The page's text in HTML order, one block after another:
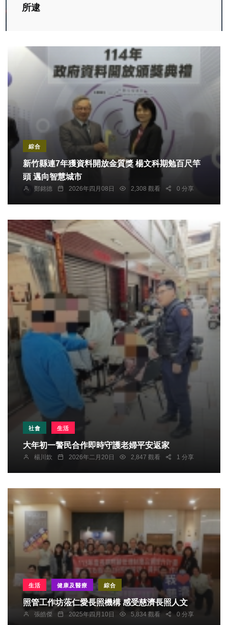
所逮
綜合
新竹縣連7年獲資料開放金質獎 楊文科期勉百尺竿
頭 邁向智慧城市
鄭銘德 2026年四月08日 2,308 觀看 0 分享
社會 生活
大年初一警民合作即時守護老婦平安返家
楊川欽 2026年二月20日 2,847 觀看 1 分享
生活 健康及醫療 綜合
照管工作坊蒞仁愛長照機構 感受慈濟長照人文
張皓傑 2025年四月10日 5,834 觀看 0 分享